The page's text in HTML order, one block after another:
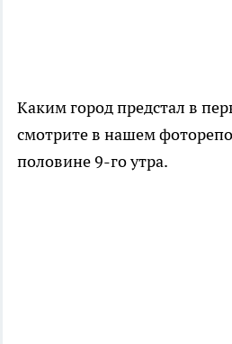
Каким город предстал в
смотрите в нашем
половине 9-го утра.